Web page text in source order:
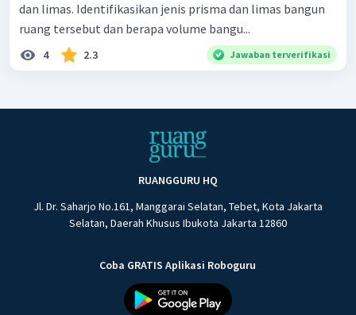
dan limas. Identifikasikan jenis prisma dan limas bangun
ruang tersebut dan berapa volume bangu...
4 2.3 Jawaban terverifikasi
RUANGGURU HQ
Jl. Dr. Saharjo No.161, Manggarai Selatan, Tebet, Kota Jakarta
Selatan, Daerah Khusus Ibukota Jakarta 12860
Coba GRATIS Aplikasi Roboguru